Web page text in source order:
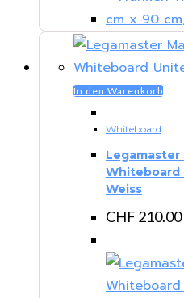
In den Warenkorb
Whiteboard
Whiteboard
Weiss
CHF 210.00